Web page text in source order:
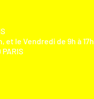
et le Vendredi de 9h à 17h